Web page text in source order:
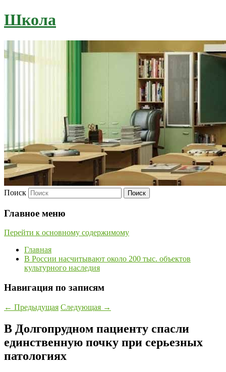
Школа
Поиск
Главное меню
Перейти к основному содержимому
Главная
В России насчитывают около 200 тыс. объектов
культурного наследия
Навигация по записям
← Предыдущая Следующая →
В Долгопрудном пациенту спасли
единственную почку при серьезных
патологиях